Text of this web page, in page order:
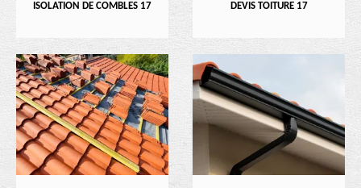
ISOLATION DE COMBLES 17 DEVIS TOITURE 17